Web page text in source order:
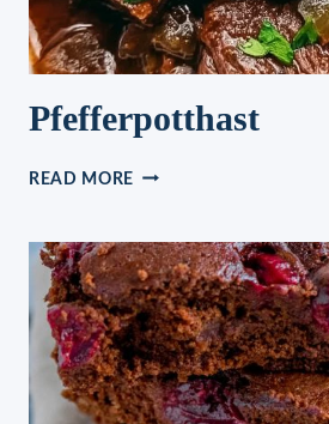
Pfefferpotthast
READ MORE PFEFFERPOTTHAST